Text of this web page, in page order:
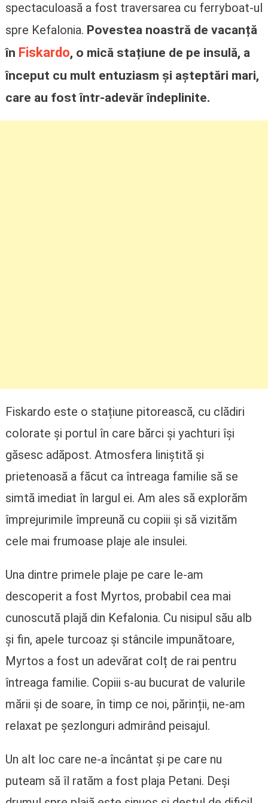
spectaculoasă a fost traversarea cu ferryboat-ul
spre Kefalonia. Povestea noastră de vacanță
în Fiskardo, o mică stațiune de pe insulă, a
început cu mult entuziasm și așteptări mari,
care au fost într-adevăr îndeplinite.
Fiskardo este o stațiune pitorească, cu clădiri
colorate și portul în care bărci și yachturi își
găsesc adăpost. Atmosfera liniștită și
prietenoasă a făcut ca întreaga familie să se
simtă imediat în largul ei. Am ales să explorăm
împrejurimile împreună cu copiii și să vizităm
cele mai frumoase plaje ale insulei.
Una dintre primele plaje pe care le-am
descoperit a fost Myrtos, probabil cea mai
cunoscută plajă din Kefalonia. Cu nisipul său alb
și fin, apele turcoaz și stâncile impunătoare,
Myrtos a fost un adevărat colț de rai pentru
întreaga familie. Copiii s-au bucurat de valurile
mării și de soare, în timp ce noi, părinții, ne-am
relaxat pe șezlonguri admirând peisajul.
Un alt loc care ne-a încântat și pe care nu
puteam să îl ratăm a fost plaja Petani. Deși